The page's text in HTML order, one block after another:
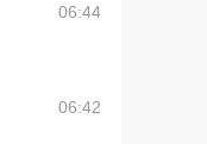
06:44
06:42